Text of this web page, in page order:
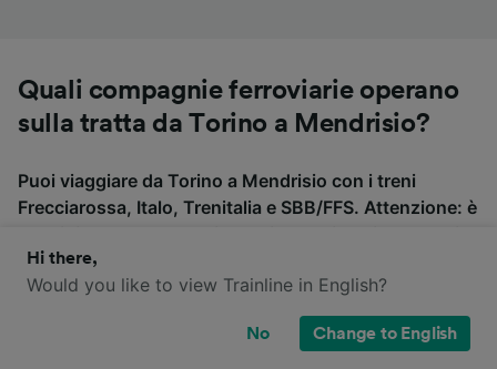
Quali compagnie ferroviarie operano
sulla tratta da Torino a Mendrisio?
Puoi viaggiare da Torino a Mendrisio con i treni
Frecciarossa, Italo, Trenitalia e SBB/FFS. Attenzione: è
che siano previsti cambi. Controlla se il tuo tragitto
prevede o meno un cambio prima di acquistare i
Hi there,
Would you like to view Trainline in English?
No Change to English